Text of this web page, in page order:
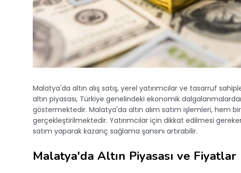
Malatya'da altın alış satış, yerel yatırımcılar ve tasarruf
altın piyasası, Türkiye genelindeki ekonomik
göstermektedir. Malatya'da altın alım satım işlemleri, hem
gerçekleştirilmektedir. Yatırımcılar için dikkat edilmesi
satım yaparak kazanç sağlama şansını artırabilir.
Malatya'da Altın Piyasası ve Fiyatlar